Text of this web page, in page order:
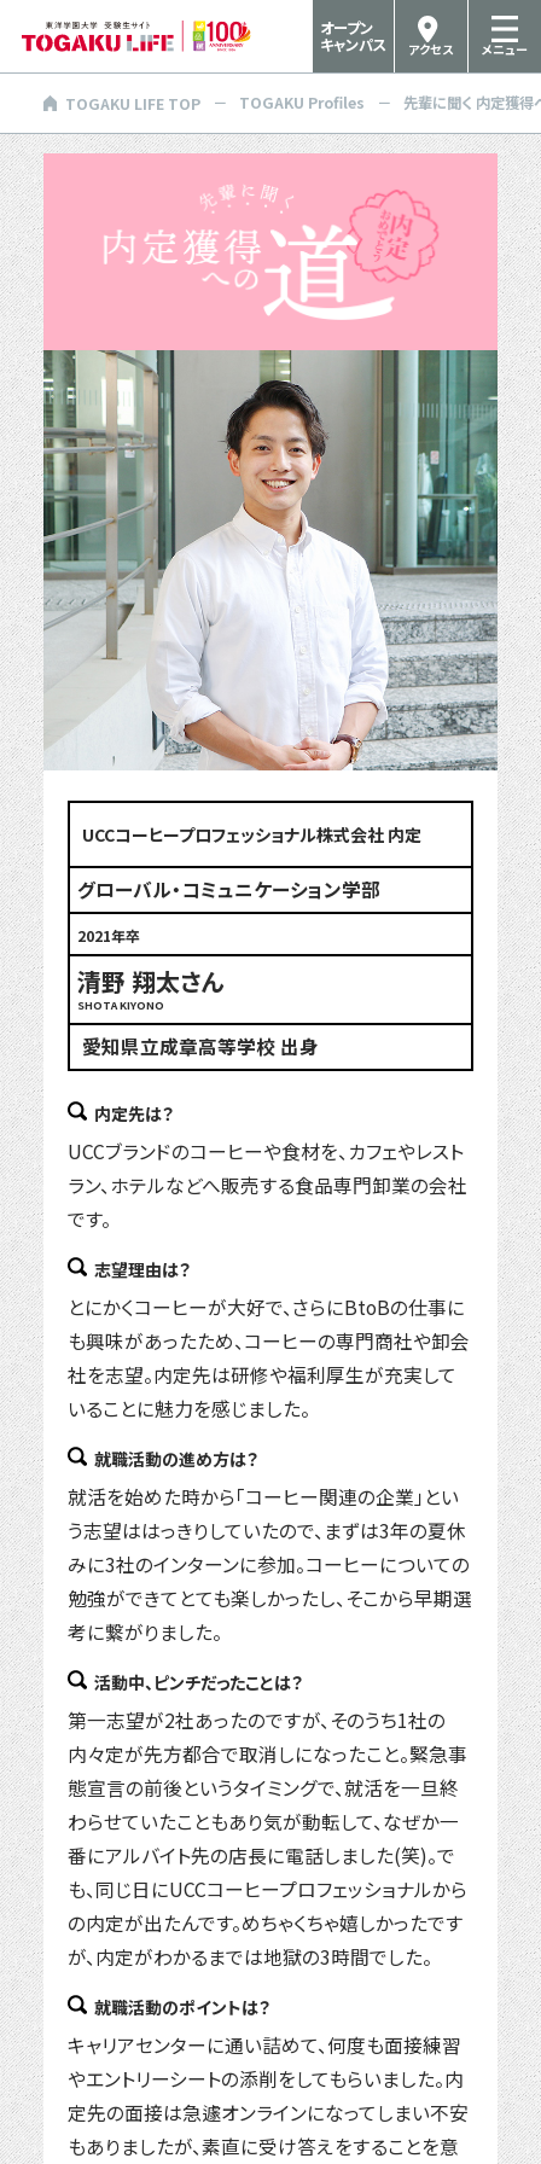
メニュー
アクセス
オープン
キャンパス
TOGAKU LIFE TOP TOGAKU Profiles 先輩に聞く 内定獲得
UCCコーヒープロフェッショナル株式会社 内定
グローバル・コミュニケーション学部
2021年卒
清野 翔太さん
SHOTA KIYONO
愛知県立成章高等学校 出身
内定先は？
UCCブランドのコーヒーや食材を、カフェやレスト
ラン、ホテルなどへ販売する食品専門卸業の会社
です。
志望理由は？
とにかくコーヒーが大好で、さらにBtoBの仕事に
も興味があったため、コーヒーの専門商社や卸会
社を志望。内定先は研修や福利厚生が充実して
いることに魅力を感じました。
就職活動の進め方は？
就活を始めた時から「コーヒー関連の企業」とい
う志望ははっきりしていたので、まずは3年の夏休
みに3社のインターンに参加。コーヒーについての
勉強ができてとても楽しかったし、そこから早期選
考に繋がりました。
活動中、ピンチだったことは？
第一志望が2社あったのですが、そのうち1社の
内々定が先方都合で取消しになったこと。緊急事
態宣言の前後というタイミングで、就活を一旦終
わらせていたこともあり気が動転して、なぜか一
番にアルバイト先の店長に電話しました(笑)。で
も、同じ日にUCCコーヒープロフェッショナルから
の内定が出たんです。めちゃくちゃ嬉しかったです
が、内定がわかるまでは地獄の3時間でした。
就職活動のポイントは？
キャリアセンターに通い詰めて、何度も面接練習
やエントリーシートの添削をしてもらいました。内
定先の面接は急遽オンラインになってしまい不安
もありましたが、素直に受け答えをすることを意